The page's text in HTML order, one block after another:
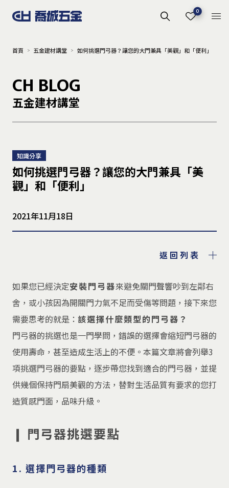
0
首頁 五金建材講堂 如何挑選門弓器？讓您的大門兼具「美觀」和「便利」
CH BLOG
五金建材講堂
知識分享
如何挑選門弓器？讓您的大門兼具「美
觀」和「便利」
2021年11月18日
返回列表
如果您已經決定安裝門弓器來避免關門聲響吵到左鄰右
舍，或小孩因為開關門力氣不足而受傷等問題，接下來您
需要思考的就是： 該選擇什麼類型的門弓器？
門弓器的挑選也是一門學問，錯誤的選擇會縮短門弓器的
使用壽命，甚至造成生活上的不便。本篇文章將會列舉3
項挑選門弓器的要點，逐步帶您找到適合的門弓器，並提
供幾個保持門扇美觀的方法，替對生活品質有要求的您打
造質感門面，品味升級。
❙ 門弓器挑選要點
1. 選擇門弓器的種類